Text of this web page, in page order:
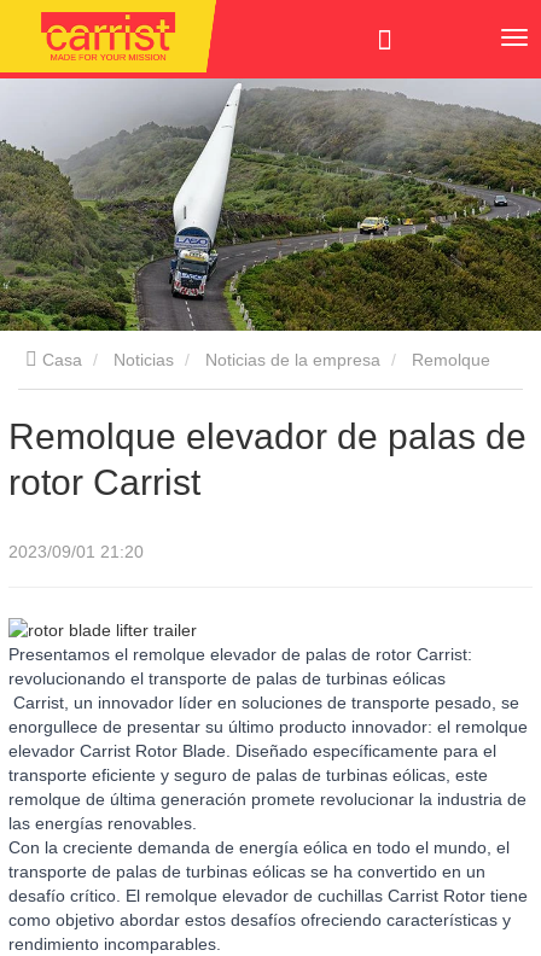
Casa Noticias Noticias de la empresa
Remolque elevador de palas de
rotor Carrist
2023/09/01 21:20
Presentamos el remolque elevador de palas de rotor Carrist:
revolucionando el transporte de palas de turbinas eólicas
Carrist, un innovador líder en soluciones de transporte pesado, se
enorgullece de presentar su último producto innovador: el remolque
elevador Carrist Rotor Blade. Diseñado específicamente para el
transporte eficiente y seguro de palas de turbinas eólicas, este
remolque de última generación promete revolucionar la industria de
las energías renovables.
Con la creciente demanda de energía eólica en todo el mundo, el
transporte de palas de turbinas eólicas se ha convertido en un
desafío crítico. El remolque elevador de cuchillas Carrist Rotor tiene
como objetivo abordar estos desafíos ofreciendo características y
rendimiento incomparables.